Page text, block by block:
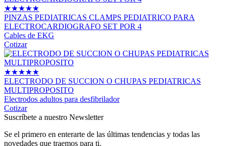
★★★★★
PINZAS PEDIATRICAS CLAMPS PEDIATRICO PARA
ELECTROCARDIOGRAFO SET POR 4
Cables de EKG
Cotizar
★★★★★
ELECTRODO DE SUCCION O CHUPAS PEDIATRICAS
MULTIPROPOSITO
Electrodos adultos para desfibrilador
Cotizar
Suscríbete a nuestro Newsletter
Se el primero en enterarte de las últimas tendencias y todas las
novedades que traemos para ti.